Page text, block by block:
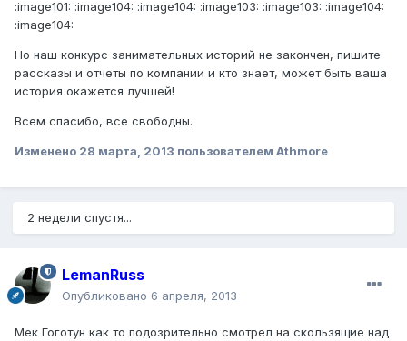
:image101: :image104: :image104: :image103: :image103: :image104:
:image104:
Но наш конкурс занимательных историй не закончен, пишите
рассказы и отчеты по компании и кто знает, может быть ваша
история окажется лучшей!
Всем спасибо, все свободны.
Изменено 28 марта, 2013 пользователем Athmore
2 недели спустя...
LemanRuss
Опубликовано 6 апреля, 2013
Мек Гоготун как то подозрительно смотрел на скользящие над